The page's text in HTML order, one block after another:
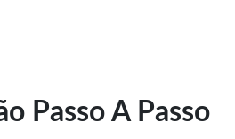
Passo A Passo